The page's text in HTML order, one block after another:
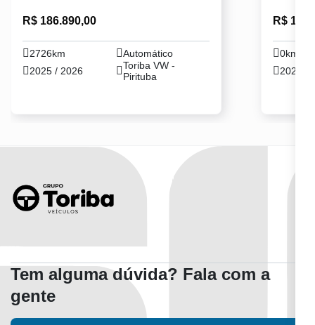
R$ 186.890,00
2726km
Automático
2025 / 2026
Toriba VW -
Pirituba
R$
0km
2025 /
Tem alguma dúvida? Fala com a
gente